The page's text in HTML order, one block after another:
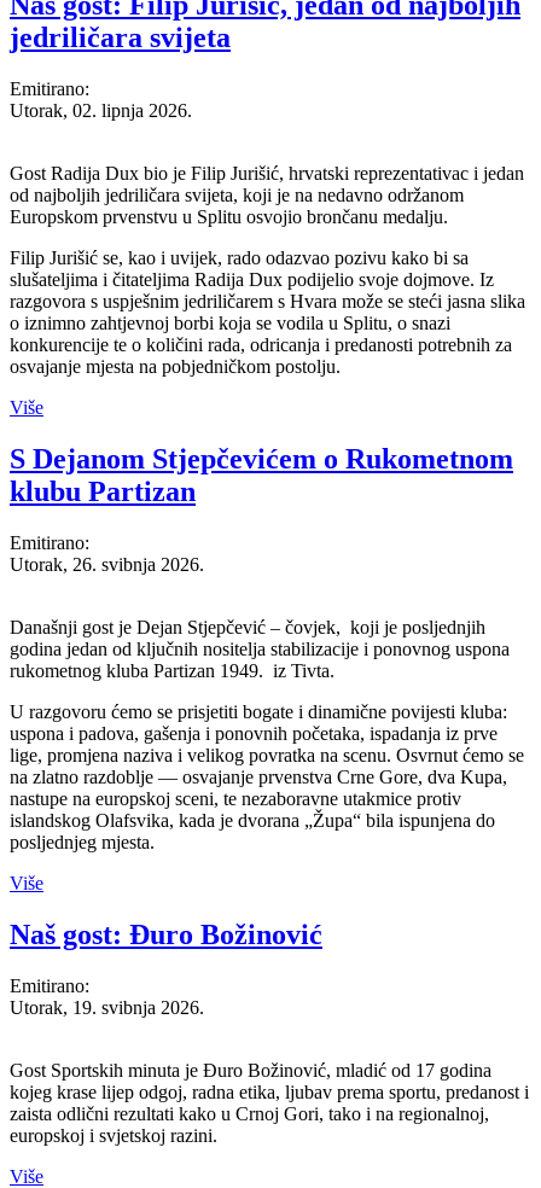
jedriličara svijeta
Emitirano:
Utorak, 02. lipnja 2026.
Gost Radija Dux bio je Filip Jurišić, hrvatski reprezentativac i jedan
od najboljih jedriličara svijeta, koji je na nedavno održanom
Europskom prvenstvu u Splitu osvojio brončanu medalju.
Filip Jurišić se, kao i uvijek, rado odazvao pozivu kako bi sa
slušateljima i čitateljima Radija Dux podijelio svoje dojmove. Iz
razgovora s uspješnim jedriličarem s Hvara može se steći jasna slika
o iznimno zahtjevnoj borbi koja se vodila u Splitu, o snazi
konkurencije te o količini rada, odricanja i predanosti potrebnih za
osvajanje mjesta na pobjedničkom postolju.
Više
S Dejanom Stjepčevićem o Rukometnom
klubu Partizan
Emitirano:
Utorak, 26. svibnja 2026.
Današnji gost je Dejan Stjepčević – čovjek, koji je posljednjih
godina jedan od ključnih nositelja stabilizacije i ponovnog uspona
rukometnog kluba Partizan 1949. iz Tivta.
U razgovoru ćemo se prisjetiti bogate i dinamične povijesti kluba:
uspona i padova, gašenja i ponovnih početaka, ispadanja iz prve
lige, promjena naziva i velikog povratka na scenu. Osvrnut ćemo se
na zlatno razdoblje — osvajanje prvenstva Crne Gore, dva Kupa,
nastupe na europskoj sceni, te nezaboravne utakmice protiv
islandskog Olafsvika, kada je dvorana „Župa“ bila ispunjena do
posljednjeg mjesta.
Više
Naš gost: Đuro Božinović
Emitirano:
Utorak, 19. svibnja 2026.
Gost Sportskih minuta je Đuro Božinović, mladić od 17 godina
kojeg krase lijep odgoj, radna etika, ljubav prema sportu, predanost i
zaista odlični rezultati kako u Crnoj Gori, tako i na regionalnoj,
europskoj i svjetskoj razini.
Više